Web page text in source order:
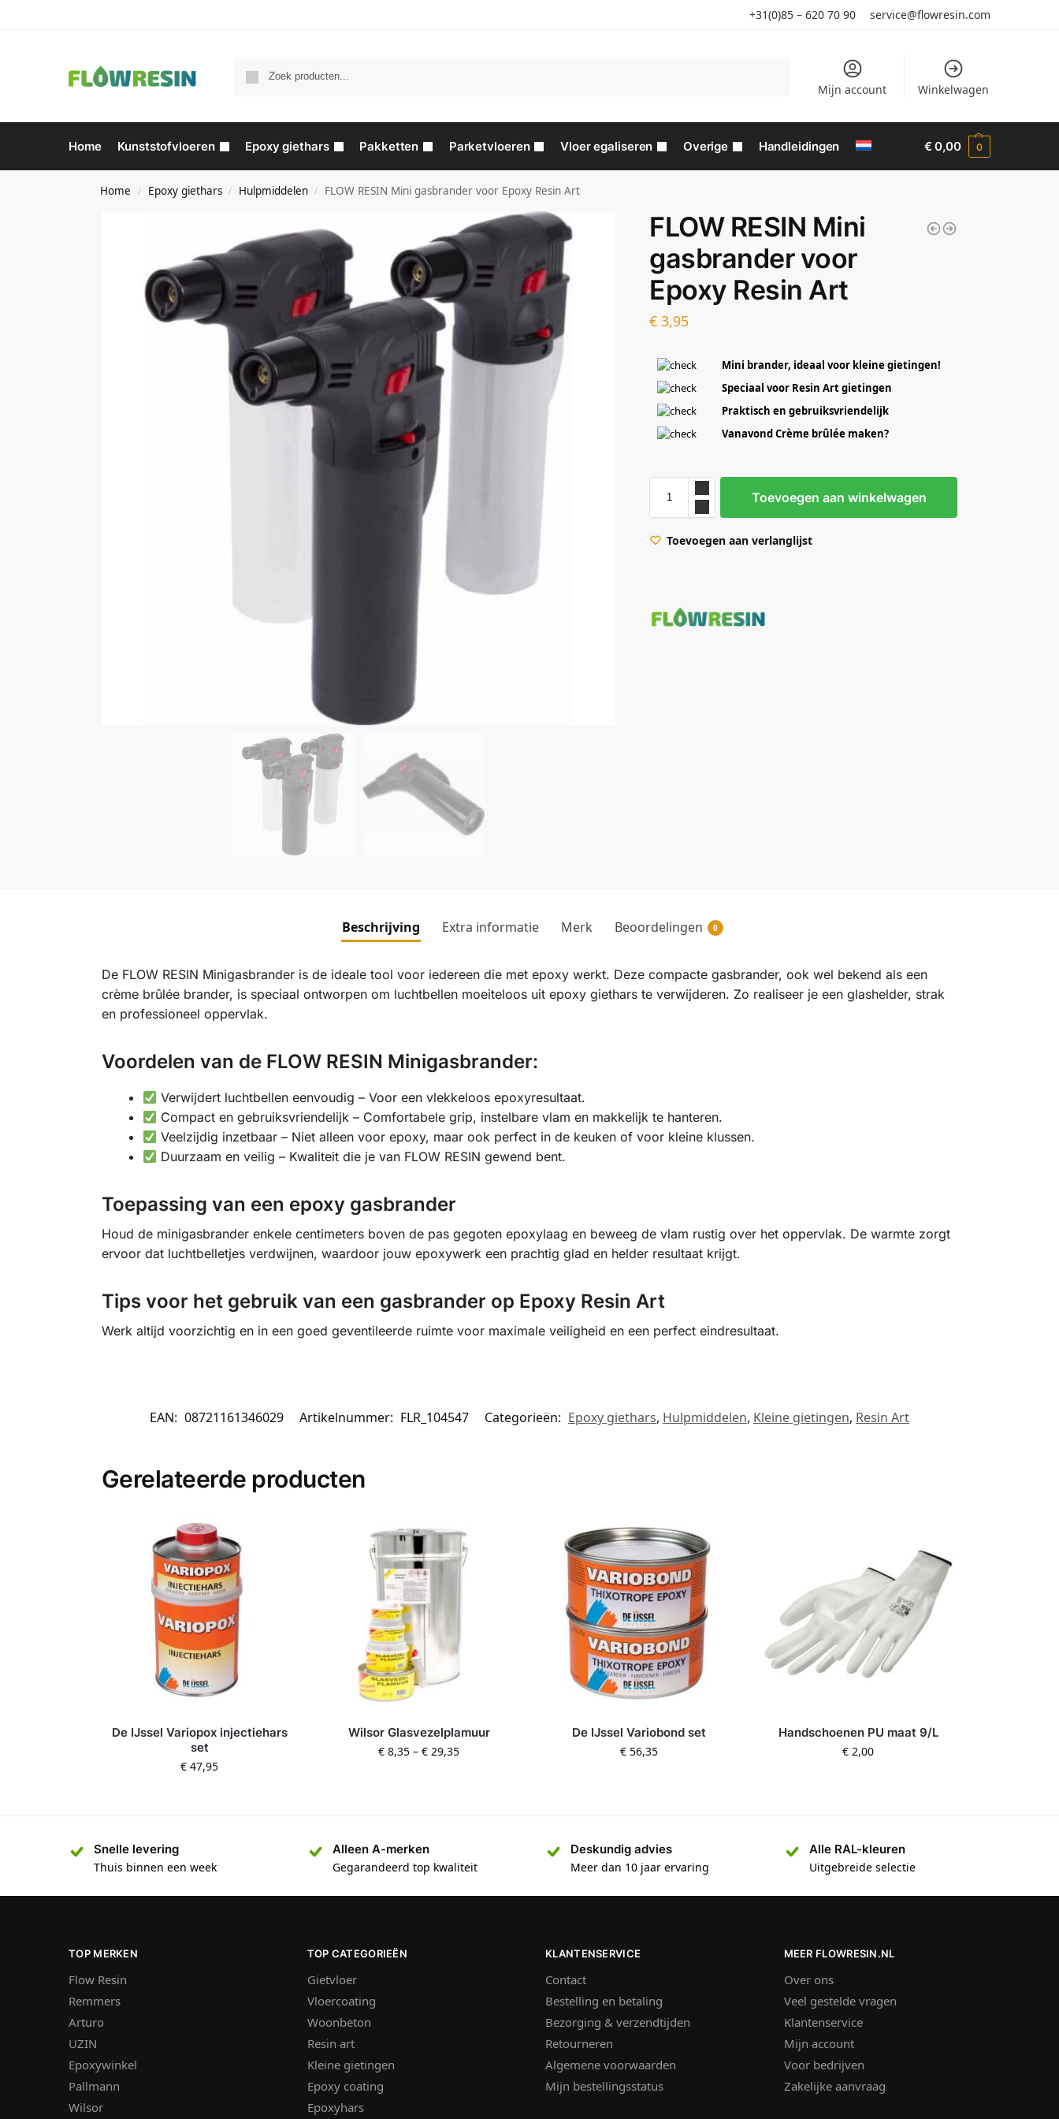
+31(0)85 – 620 70 90 service@flowresin.com
Mijn account Winkelwagen
Home Kunststofvloeren Epoxy giethars Pakketten Parketvloeren Vloer egaliseren Overige Handleidingen €0,00 0
Home / Epoxy giethars / Hulpmiddelen / FLOW RESIN Mini gasbrander voor Epoxy Resin Art
FLOW RESIN Mini
gasbrander voor
Epoxy Resin Art
€ 3,95
Mini brander, ideaal voor kleine gietingen!
Speciaal voor Resin Art gietingen
Praktisch en gebruiksvriendelijk
Vanavond Crème brûlée maken?
Toevoegen aan winkelwagen
Toevoegen aan verlanglijst
Beschrijving Extra informatie Merk Beoordelingen 0
De FLOW RESIN Minigasbrander is de ideale tool voor iedereen die met epoxy werkt. Deze compacte gasbrander, ook wel bekend als een
crème brûlée brander, is speciaal ontworpen om luchtbellen moeiteloos uit epoxy giethars te verwijderen. Zo realiseer je een glashelder, strak
en professioneel oppervlak.
Voordelen van de FLOW RESIN Minigasbrander:
Verwijdert luchtbellen eenvoudig – Voor een vlekkeloos epoxyresultaat.
Compact en gebruiksvriendelijk – Comfortabele grip, instelbare vlam en makkelijk te hanteren.
Veelzijdig inzetbaar – Niet alleen voor epoxy, maar ook perfect in de keuken of voor kleine klussen.
Duurzaam en veilig – Kwaliteit die je van FLOW RESIN gewend bent.
Toepassing van een epoxy gasbrander
Houd de minigasbrander enkele centimeters boven de pas gegoten epoxylaag en beweeg de vlam rustig over het oppervlak. De warmte zorgt
ervoor dat luchtbelletjes verdwijnen, waardoor jouw epoxywerk een prachtig glad en helder resultaat krijgt.
Tips voor het gebruik van een gasbrander op Epoxy Resin Art
Werk altijd voorzichtig en in een goed geventileerde ruimte voor maximale veiligheid en een perfect eindresultaat.
EAN: 08721161346029 Artikelnummer: FLR_104547 Categorieën: Epoxy giethars, Hulpmiddelen, Kleine gietingen, Resin Art
Gerelateerde producten
De IJssel Variopox injectiehars
set
€ 47,95
Wilsor Glasvezelplamuur
€ 8,35 –€ 29,35
De IJssel Variobond set
€56,35
Handschoenen PU maat 9/L
€ 2,00
Snelle levering
Thuis binnen een week
Alleen A-merken
Gegarandeerd top kwaliteit
Deskundig advies
Meer dan 10 jaar ervaring
Alle RAL-kleuren
Uitgebreide selectie
TOP MERKEN
Flow Resin
Remmers
Arturo
UZIN
Epoxywinkel
Pallmann
Wilsor
TOP CATEGORIEËN
Gietvloer
Vloercoating
Woonbeton
Resin art
Kleine gietingen
Epoxy coating
Epoxyhars
KLANTENSERVICE
Contact
Bestelling en betaling
Bezorging & verzendtijden
Retourneren
Algemene voorwaarden
Mijn bestellingsstatus
MEER FLOWRESIN.NL
Over ons
Veel gestelde vragen
Klantenservice
Mijn account
Voor bedrijven
Zakelijke aanvraag